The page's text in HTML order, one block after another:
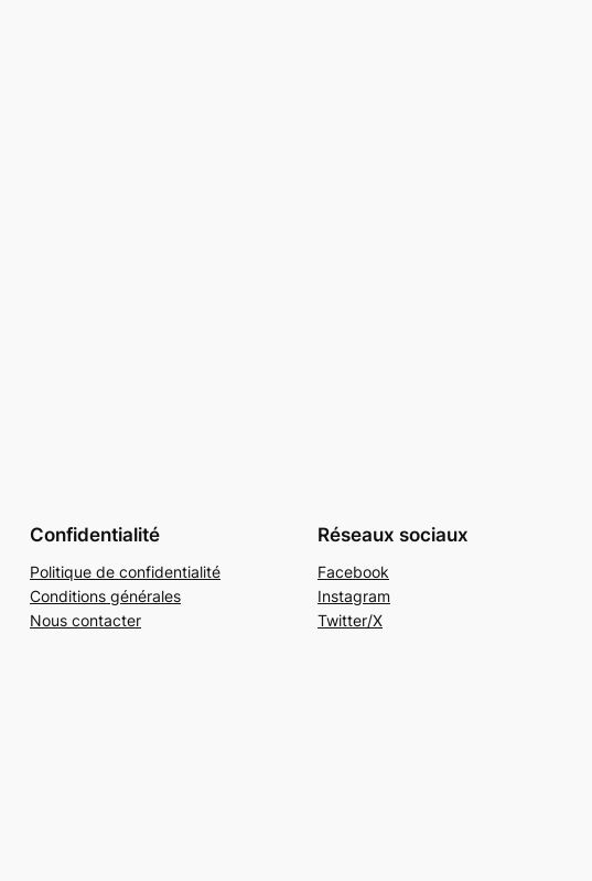
Confidentialité
Politique de confidentialité
Conditions générales
Nous contacter
Réseaux sociaux
Facebook
Instagram
Twitter/X